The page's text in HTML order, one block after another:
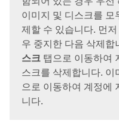
이미지 및 디스크를
제할 수 있습니다. 먼
우 중지한 다음 삭제
스크 탭으로 이동하여
스크를 삭제합니다. 이
으로 이동하여 계정에
니다.